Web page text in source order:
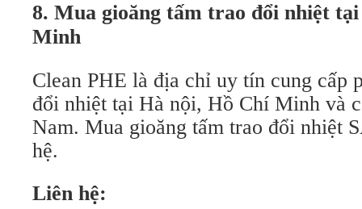
8. Mua gioăng tấm trao đổi nhiệt
Minh
Clean PHE là địa chỉ uy tín cung cấp
đổi nhiệt tại Hà nội, Hồ Chí Minh và
Nam. Mua gioăng tấm trao đổi nhiệt
hệ.
Liên hệ: